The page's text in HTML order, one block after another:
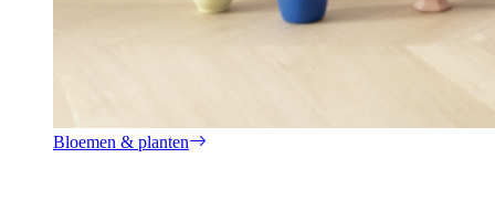
Bloemen & planten